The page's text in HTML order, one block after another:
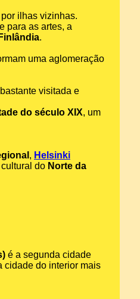
ilhas vizinhas.
para as artes, a
Finlândia.
uma aglomeração
visitada e
do século XIX, um
, Helsinki
do Norte da
é a segunda cidade
cidade do interior mais